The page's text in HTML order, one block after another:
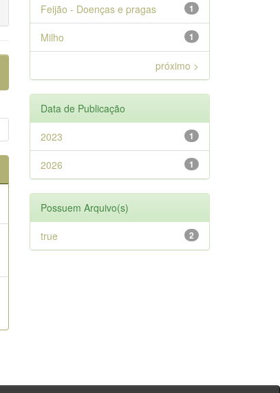
1
Feijão - Doenças e pragas
1
Milho
próximo >
Data de Publicação
1
2023
1
2026
Possuem Arquivo(s)
2
true